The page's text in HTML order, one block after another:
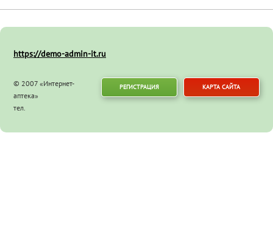
https://demo-admin-it.ru
© 2007 «Интернет-
аптека»
тел.
РЕГИСТРАЦИЯ КАРТА САЙТА